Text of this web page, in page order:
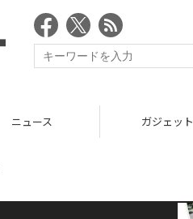
ニュース ガジェット